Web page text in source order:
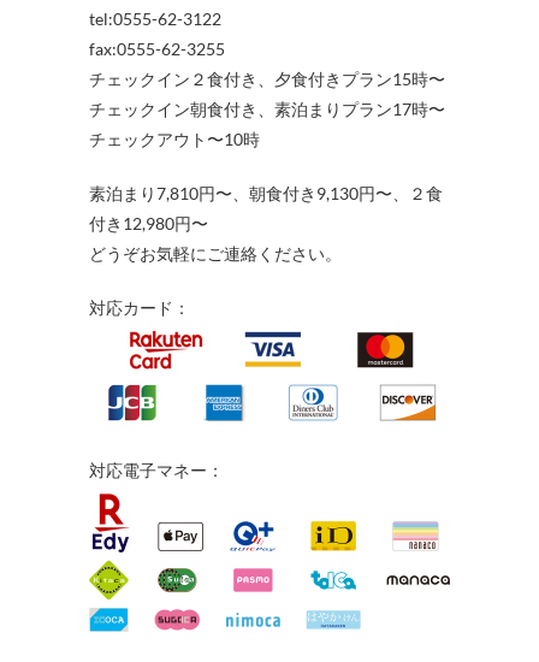
tel:0555-62-3122
fax:0555-62-3255
チェックイン２食付き、夕食付きプラン15時〜
チェックイン朝食付き、素泊まりプラン17時〜
チェックアウト〜10時
素泊まり7,810円〜、朝食付き9,130円〜、２食
付き12,980円〜
どうぞお気軽にご連絡ください。
対応カード：
対応電子マネー：